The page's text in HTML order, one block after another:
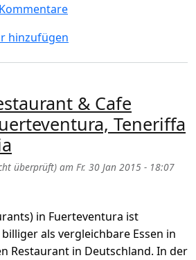
von Teneriffa 2°C
hinzufügen
& Cafe
Teneriffa
überprüft) am Fr. 30 Jan 2015 - 18:07
in Fuerteventura ist
als vergleichbare Essen in
Restaurant in Deutschland. In der